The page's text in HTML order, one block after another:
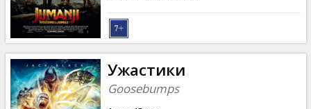
Ужастики
Goosebumps